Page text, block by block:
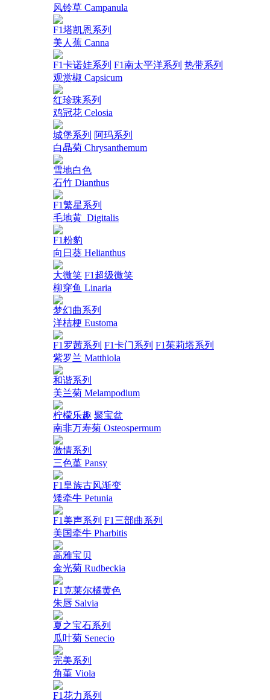
风铃草 Campanula
F1塔凯恩系列
美人蕉 Canna
F1卡诺娃系列 F1南太平洋系列 热带系列
观赏椒 Capsicum
红珍珠系列
鸡冠花 Celosia
城堡系列 阿玛系列
白晶菊 Chrysanthemum
雪地白色
石竹 Dianthus
F1繁星系列
毛地黄_Digitalis
F1粉豹
向日葵 Helianthus
大微笑 F1超级微笑
柳穿鱼 Linaria
梦幻曲系列
洋桔梗 Eustoma
F1罗茜系列 F1卡门系列 F1茱莉塔系列
紫罗兰 Matthiola
和谐系列
美兰菊 Melampodium
柠檬乐趣 聚宝盆
南非万寿菊 Osteospermum
激情系列
三色堇 Pansy
F1皇族古风渐变
矮牵牛 Petunia
F1美声系列 F1三部曲系列
美国牵牛 Pharbitis
高雅宝贝
金光菊 Rudbeckia
F1克莱尔橘黄色
朱唇 Salvia
夏之宝石系列
瓜叶菊 Senecio
完美系列
角堇 Viola
F1花力系列